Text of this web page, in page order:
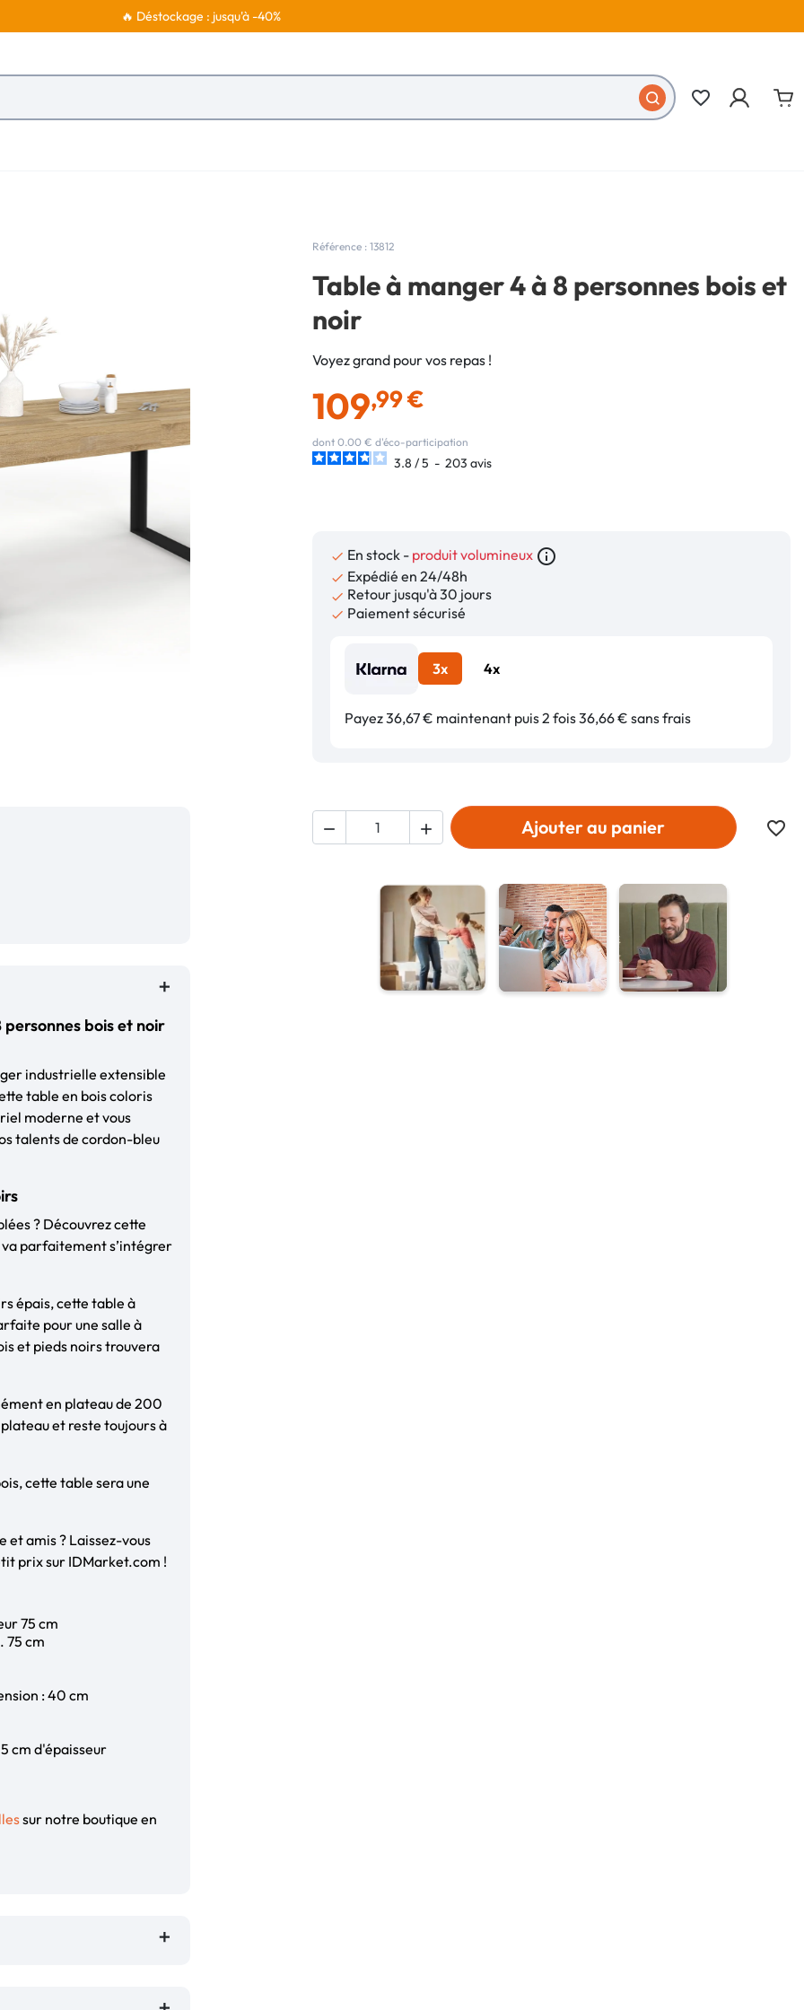
🔥 Déstockage : jusqu'à -40%
favorite_border
bois et noir
industrielle extensible
table en bois coloris
moderne et vous
talents de cordon-bleu
? Découvrez cette
parfaitement s’intégrer
épais, cette table à
pour une salle à
et pieds noirs trouvera
en plateau de 200
et reste toujours à
cette table sera une
et amis ? Laissez-vous
prix sur IDMarket.com !
75 cm
75 cm
: 40 cm
cm d'épaisseur
sur notre boutique en
Référence : 13812
Table à manger 4 à 8 personnes bois et
noir
Voyez grand pour vos repas !
109,99 €
dont 0.00 € d'éco-participation
3.8 /5 - 203 avis
 En stock - produit volumineux info_outline
 Expédié en 24/48h
 Retour jusqu'à 30 jours
 Paiement sécurisé
3x 4x
Payez 36,67 € maintenant puis 2 fois 36,66 € sans frais
  Ajouter au panier favorite_border